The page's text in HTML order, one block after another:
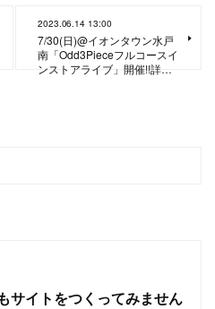
2023.06.14 13:00
7/30(日)@イオンタウン水戸
南「Odd3Pieceフルコースイ
ンストアライブ」開催!!詳…
サイトをつくってみません